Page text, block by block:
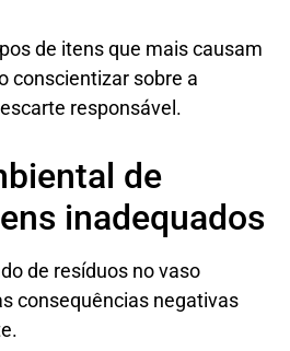
de itens que mais causam
conscientizar sobre a
responsável.
de
inadequados
de resíduos no vaso
consequências negativas